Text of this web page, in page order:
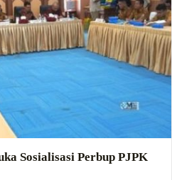
Sosialisasi Perbup PJPK